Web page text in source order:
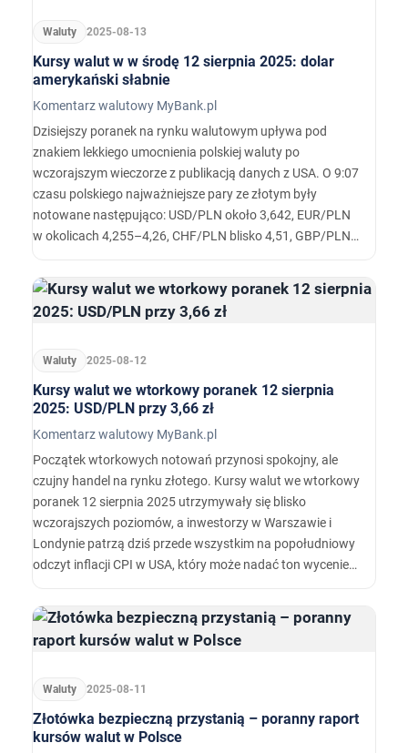
Waluty 2025-08-13
Kursy walut w w środę 12 sierpnia 2025: dolar
amerykański słabnie
Komentarz walutowy MyBank.pl
Dzisiejszy poranek na rynku walutowym upływa pod
znakiem lekkiego umocnienia polskiej waluty po
wczorajszym wieczorze z publikacją danych z USA. O 9:07
czasu polskiego najważniejsze pary ze złotym były
notowane następująco: USD/PLN około 3,642, EUR/PLN
w okolicach 4,255–4,26, CHF/PLN blisko 4,51, GBP/PLN
około 2,64 i NOK/PLN w rejonie 0,357.
Waluty 2025-08-12
Kursy walut we wtorkowy poranek 12 sierpnia
2025: USD/PLN przy 3,66 zł
Komentarz walutowy MyBank.pl
Początek wtorkowych notowań przynosi spokojny, ale
czujny handel na rynku złotego. Kursy walut we wtorkowy
poranek 12 sierpnia 2025 utrzymywały się blisko
wczorajszych poziomów, a inwestorzy w Warszawie i
Londynie patrzą dziś przede wszystkim na popołudniowy
odczyt inflacji CPI w USA, który może nadać ton wycenie
Waluty 2025-08-11
Złotówka bezpieczną przystanią – poranny raport
kursów walut w Polsce